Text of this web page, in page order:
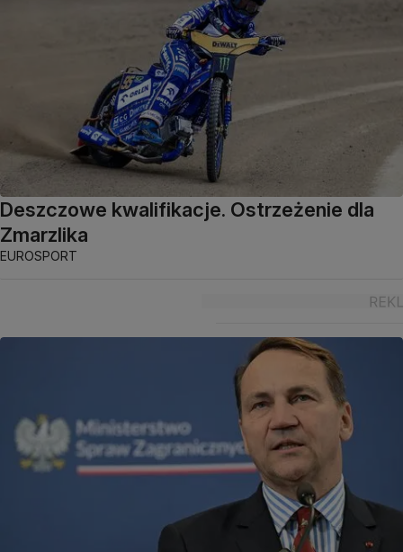
Deszczowe kwalifikacje. Ostrzeżenie dla
Zmarzlika
EUROSPORT